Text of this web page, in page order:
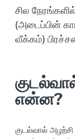
சில
(அடைப்பின்
வீக்கம்)
என்ன?
குடல்வால்